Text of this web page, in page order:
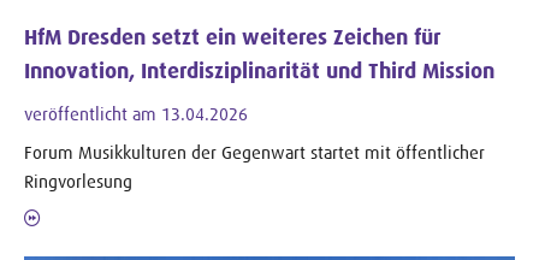
HfM Dresden setzt ein weiteres Zeichen für
Innovation, Interdisziplinarität und Third Mission
veröffentlicht am 13.04.2026
Forum Musikkulturen der Gegenwart startet mit öffentlicher
Ringvorlesung